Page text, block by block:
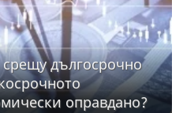
дългосрочно
оправдано?